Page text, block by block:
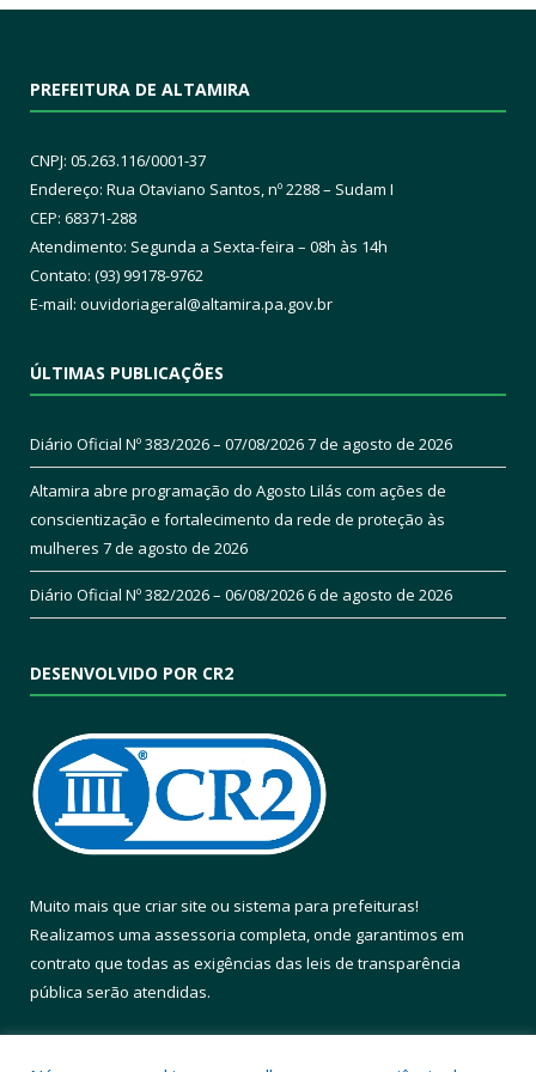
PREFEITURA DE ALTAMIRA
CNPJ: 05.263.116/0001-37
Endereço: Rua Otaviano Santos, nº 2288 – Sudam I
CEP: 68371-288
Atendimento: Segunda a Sexta-feira – 08h às 14h
Contato: (93) 99178-9762
E-mail: ouvidoriageral@altamira.pa.gov.br
ÚLTIMAS PUBLICAÇÕES
Diário Oficial Nº 383/2026 – 07/08/20267 de agosto de 2026
Altamira abre programação do Agosto Lilás com ações de
conscientização e fortalecimento da rede de proteção às
mulheres 7 de agosto de 2026
Diário Oficial Nº 382/2026 – 06/08/20266 de agosto de 2026
DESENVOLVIDO POR CR2
Muito mais que criar site ou sistema para prefeituras!
Realizamos uma assessoria completa, onde garantimos em
contrato que todas as exigências das leis de transparência
pública serão atendidas.